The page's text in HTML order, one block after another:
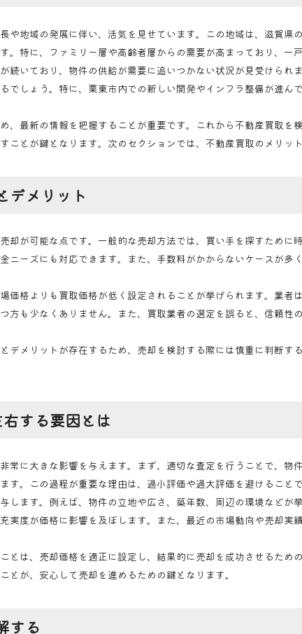
や地域の発展に伴い、活気を見せています。この地域は、滋賀県
。特に、ファミリー層や高齢者層からの需要が高まっており、一
続いており、物件の供給が需要に追いつかない状況が見受けられ
でしょう。特に、栗東市内での新しい開発やインフラ整備が進ん
、最新の情報を把握することが重要です。これから不動産買取を
ことが鍵となります。次のセクションでは、不動産買取のメリッ
デメリット
却が可能な点です。一般的な売却方法では、買い手を探すために
ニーズにも対応できます。また、手数料がかからないケースが多
価格よりも買取価格が低く設定されることが挙げられます。業者
方も少なくありません。また、買取業者の選定を誤ると、信頼性
デメリットが存在するため、売却を検討する際には慎重に判断す
する要因とは
常に大きな影響を与えます。まず、適切な査定を行うことで、物
す。この過程が重要な理由は、過小評価や過大評価を避けること
します。例えば、物件の立地や広さ、築年数、周辺の環境などが
実度が価格に影響を及ぼします。また、最近の市場動向や売却実
とは、売却価格を適正に設定し、結果的に売却を成功させるため
とが、安心して売却を進めるための鍵となります。
する